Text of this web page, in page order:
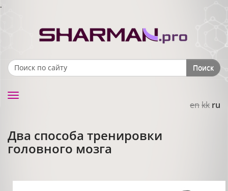
.
Search form Поиск
enkk ru
Toggle
Два способа тренировки
головного мозга